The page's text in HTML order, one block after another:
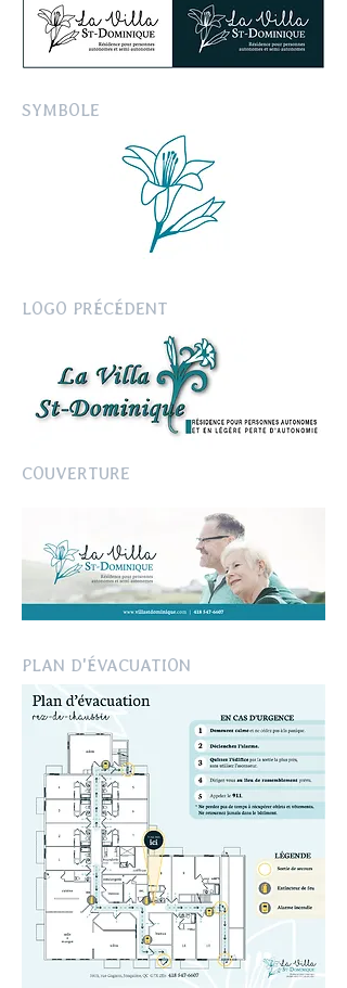
SYMBOLE
LOGO PRÉCÉDENT
COUVERTURE
PLAN D'ÉVACUATION